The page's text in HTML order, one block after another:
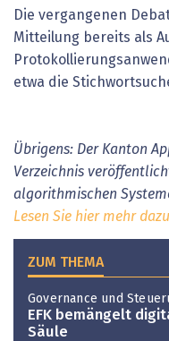
Die vergangenen
Mitteilung bereits als
etwa die
Übrigens: Der Kanton
Verzeichnis
algorithmischen
Lesen Sie hier mehr
ZUM THEMA
Governance und
EFK bemängelt
Säule